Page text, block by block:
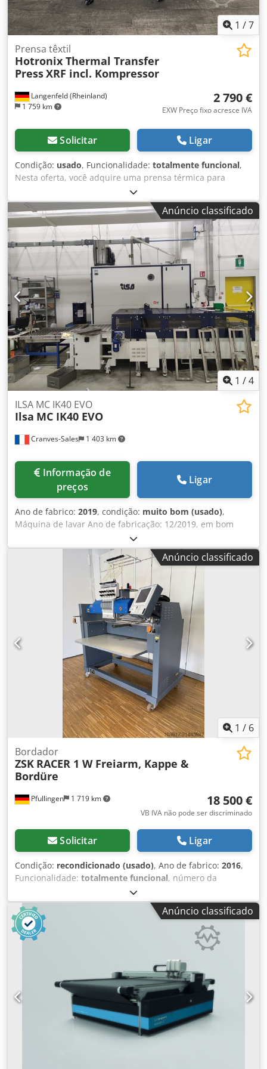
1 /7
Langenfeld (Rheinland)
1 759 km
Prensa têxtil
Hotronix Thermal Transfer
PressXRF incl. Kompressor
2 790 €
EXW Preço fixo acresce IVA
Solicitar Ligar
Condição: usado, Funcionalidade: totalmente funcional,
Nesta oferta, você adquire uma prensa térmica para
tecidos usada, modelo "Hotronix Thermal Transfer Press
XRF". Csdpfx Apszpwzuoisha Objeto da venda: 1x Prensa
térmica Hotronix Thermal Transfer Press XRF com os
seguintes acessórios: inclui compressor Estado: Esta oferta
refere-se a um equipamento usado, que pode apresentar
sinais de uso (pequenos arranhões ou amarelamentos). O
equipamento foi testado e está em perfeito
funcionamento. Embalagem e envio: Teremos todo o
prazer em mostrar o equipamento durante o nosso horário
de expediente. Por favor, agende uma visita! Embalagem
adequada para transporte marítimo e envio para todo o
mundo disponíveis mediante solicitação! Antes do envio ou
da recolha, será efetuado um teste de funcionamento, que
será gravado em vídeo e enviado para si. Para obter
informações mais detalhadas, pode contactar-nos
pessoalmente.
Anúncio classificado
1 /4
Cranves-Sales 1 403 km
ILSA MC IK40 EVO
Ilsa MC IK40 EVO
preços
Ligar
Ano de fabrico: 2019, condição: muito bom (usado),
Máquina de lavar Ano de fabricação: 12/2019, em bom
estado de funcionamento, operada com álcool modificado,
com: 507 cestos de lavagem de diferentes tamanhos e com
diferentes perfurações Chsdpfxozn Iare Apiea (180 cestos
de aço inoxidável de tamanho padrão), (170 cestos de aço
galvanizado de tamanho padrão) e 157 cestos pequenos
Anúncio classificado
1 / 6
Pfullingen 1 719 km
Bordador
ZSK RACER 1 W Freiarm, Kappe &
Bordüre
18 500 €
VB IVA não pode ser discriminado
Solicitar Ligar
Condição: recondicionado (usado), Ano de fabrico: 2016,
Funcionalidade: totalmente funcional, número da
, peso total:
bordado universal tipo portal de 12 agulhas para motivos
individuais e bordados de galão, bem como para artigos
tubulares e bonés, totalmente equipada para uso
operacional imediato: Controle: Unidade de operação T8-2
Cortador de linha: integrado Velocidade de bordado: máx.
1.000 pontos por minuto Operação para bonés: máx. 1.000
pontos por minuto Número de cabeças de bordado: 1 Área
de bordado para galão: 500 x 500 mm máx. Área de
bordado para moldura individual (tubular): 405 x 395 mm
Moldura para bonés: 70 x 360 mm Profundidade da área
de bordado: 500 mm Cjdpfx Ajyrqnnepieha Alimentação:
corrente alternada monofásica 230 V, 50 Hz Preço básico
Anúncio classificado